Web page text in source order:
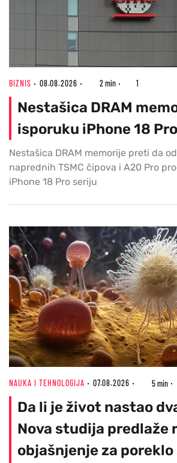
BIZNIS 08.08.2026 2 min 1
Nestašica DRAM
isporuku iPhone 18
Nestašica DRAM memorije preti da
naprednih TSMC čipova i A20 Pro
iPhone 18 Pro seriju
NAUKA I TEHNOLOGIJA 07.08.2026 5 min
Da li je život nastao
Nova studija predlaže
objašnjenje za